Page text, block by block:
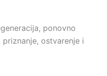
ponovno
ostvarenje i